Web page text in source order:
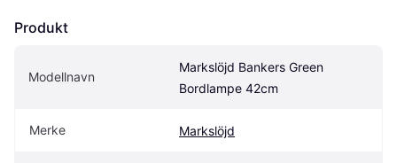
Produkt
Modellnavn
Markslöjd Bankers Green
Bordlampe 42cm
Merke Markslöjd